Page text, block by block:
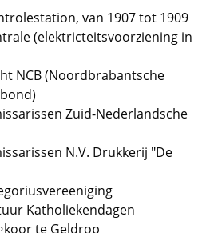
van 1907 tot 1909
(elektricteitsvoorziening in
NCB (Noordbrabantsche
Zuid-Nederlandsche
N.V. Drukkerij "De
Katholiekendagen
te Geldrop